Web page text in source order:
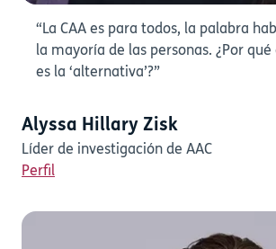
“La CAA es para todos, la palabra
la mayoría de las personas. ¿Por
es la ‘alternativa’?”
Alyssa Hillary Zisk
Líder de investigación de AAC
Perfil